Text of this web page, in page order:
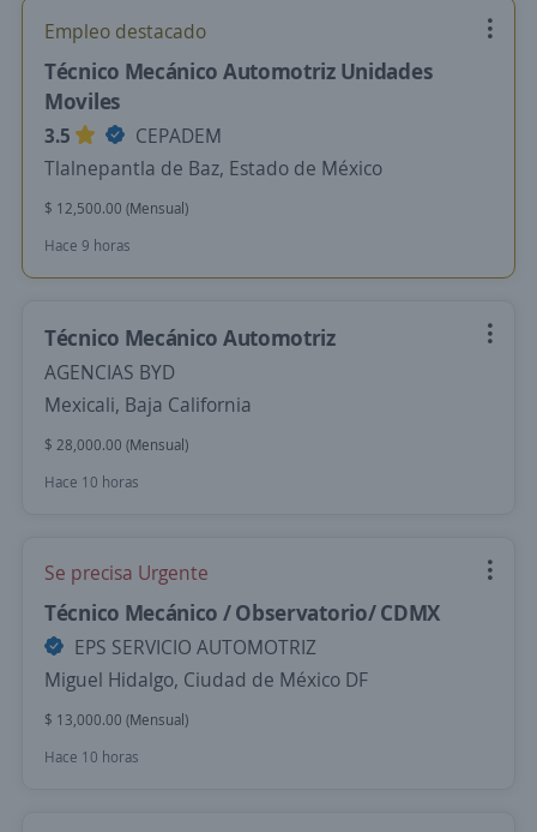
Empleo destacado
Técnico Mecánico Automotriz Unidades
Moviles
3.5
CEPADEM
Tlalnepantla de Baz, Estado de México
$ 12,500.00 (Mensual)
Hace 9 horas
Técnico Mecánico Automotriz
AGENCIAS BYD
Mexicali, Baja California
$ 28,000.00 (Mensual)
Hace 10 horas
Se precisa Urgente
Técnico Mecánico / Observatorio/ CDMX
EPS SERVICIO AUTOMOTRIZ
Miguel Hidalgo, Ciudad de México DF
$ 13,000.00 (Mensual)
Hace 10 horas